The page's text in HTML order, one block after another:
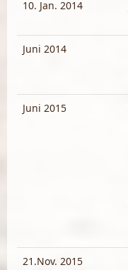
10. Jan. 2014
Juni 2014
Juni 2015
21.Nov. 2015